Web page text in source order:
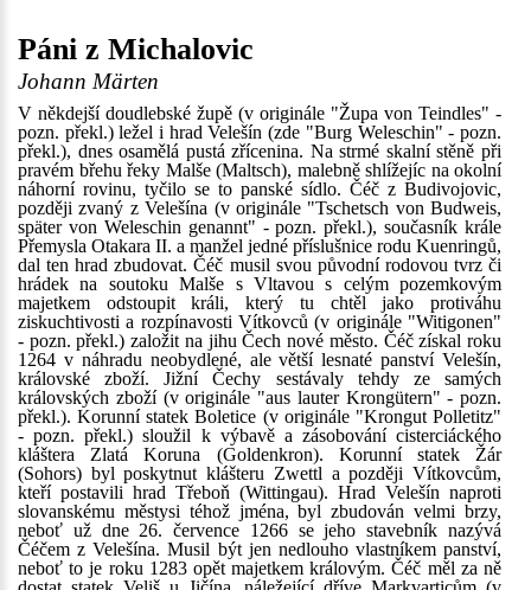
Páni z Michalovic
Johann Märten
V někdejší doudlebské župě (v originále "Župa von Teindles" -
pozn. překl.) ležel i hrad Velešín (zde "Burg Weleschin" - pozn.
překl.), dnes osamělá pustá zřícenina. Na strmé skalní stěně při
pravém břehu řeky Malše (Maltsch), malebně shlížejíc na okolní
náhorní rovinu, tyčilo se to panské sídlo. Čéč z Budivojovic,
později zvaný z Velešína (v originále "Tschetsch von Budweis,
später von Weleschin genannt" - pozn. překl.), současník krále
Přemysla Otakara II. a manžel jedné příslušnice rodu Kuenringů,
dal ten hrad zbudovat. Čéč musil svou původní rodovou tvrz či
hrádek na soutoku Malše s Vltavou s celým pozemkovým
majetkem odstoupit králi, který tu chtěl jako protiváhu
ziskuchtivosti a rozpínavosti Vítkovců (v originále "Witigonen"
- pozn. překl.) založit na jihu Čech nové město. Čéč získal roku
1264 v náhradu neobydlené, ale větší lesnaté panství Velešín,
královské zboží. Jižní Čechy sestávaly tehdy ze samých
královských zboží (v originále "aus lauter Krongütern" - pozn.
překl.). Korunní statek Boletice (v originále "Krongut Polletitz"
- pozn. překl.) sloužil k výbavě a zásobování cisterciáckého
kláštera Zlatá Koruna (Goldenkron). Korunní statek Žár
(Sohors) byl poskytnut klášteru Zwettl a později Vítkovcům,
kteří postavili hrad Třeboň (Wittingau). Hrad Velešín naproti
slovanskému městysi téhož jména, byl zbudován velmi brzy,
neboť už dne 26. července 1266 se jeho stavebník nazývá
Čéčem z Velešína. Musil být jen nedlouho vlastníkem panství,
neboť to je roku 1283 opět majetkem královým. Čéč měl za ně